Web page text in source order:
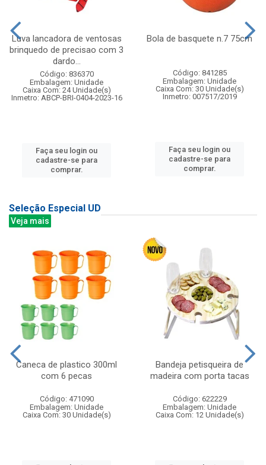
Luva lancadora de ventosas
brinquedo de precisao com 3
dardo...
Código: 836370
Embalagem: Unidade
Caixa Com: 24 Unidade(s)
Inmetro: ABCP-BRI-0404-2023-16
Faça seu login ou
cadastre-se para
comprar.
Bola de basquete n.7 75cm
Código: 841285
Embalagem: Unidade
Caixa Com: 30 Unidade(s)
Inmetro: 007517/2019
Faça seu login ou
cadastre-se para
comprar.
Seleção Especial UD
Veja mais
Caneca de plastico 300ml
com 6 pecas
Código: 471090
Embalagem: Unidade
Caixa Com: 30 Unidade(s)
Bandeja petisqueira de
madeira com porta tacas
Código: 622229
Embalagem: Unidade
Caixa Com: 12 Unidade(s)